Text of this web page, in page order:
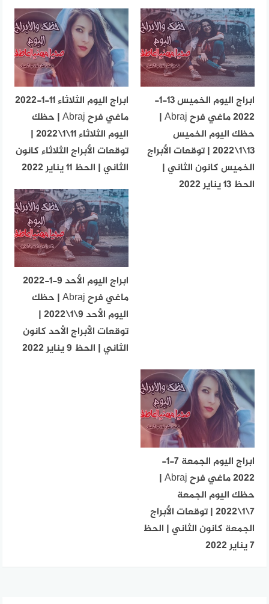
ابراج اليوم الخميس 13-1-
2022 ماغي فرح Abraj |
حظك اليوم الخميس
13\1\2022 | توقعات الأبراج
الخميس كانون الثاني |
الحظ 13 يناير 2022
ابراج اليوم الثلاثاء 11-1-2022
ماغي فرح Abraj | حظك
اليوم الثلاثاء 11\1\2022 |
توقعات الأبراج الثلاثاء كانون
الثاني | الحظ 11 يناير 2022
ابراج اليوم الأحد 9-1-2022
ماغي فرح Abraj | حظك
اليوم الأحد 9\1\2022 |
توقعات الأبراج الأحد كانون
الثاني | الحظ 9 يناير 2022
ابراج اليوم الجمعة 7-1-
2022 ماغي فرح Abraj |
حظك اليوم الجمعة
7\1\2022 | توقعات الأبراج
الجمعة كانون الثاني | الحظ
7 يناير 2022